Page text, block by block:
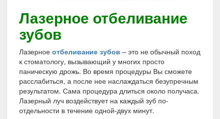
Лазерное отбеливание
зубов
Лазерное отбеливание зубов – это не обычный поход
к стоматологу, вызывающий у многих просто
паническую дрожь. Во время процедуры Вы сможете
расслабиться, а после нее наслаждаться безупречным
результатом. Сама процедура длиться около получаса.
Лазерный луч воздействует на каждый зуб по-
отдельности в течение одной-двух минут.